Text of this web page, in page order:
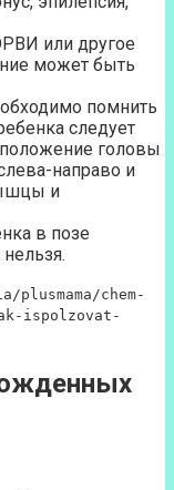
или другое
может быть
помнить
следует
положение головы
направо и
и
в позе
chem-
ispolzovat-